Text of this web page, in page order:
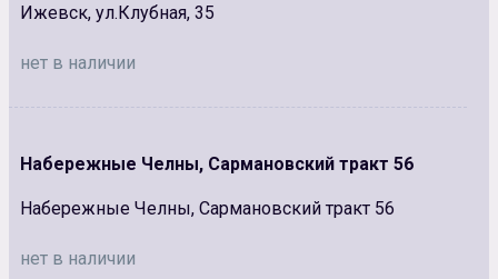
Ижевск, ул.Клубная, 35
нет в наличии
Набережные Челны, Сармановский тракт 56
Набережные Челны, Сармановский тракт 56
нет в наличии